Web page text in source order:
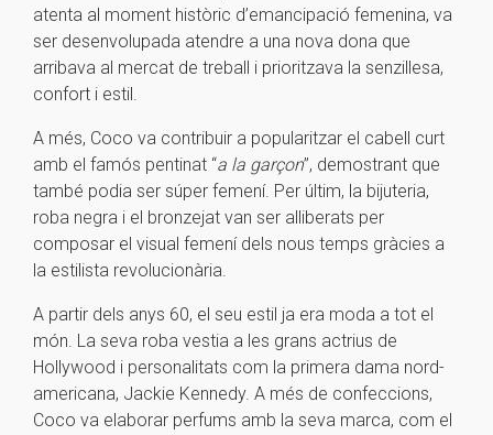
atenta al moment històric d’emancipació femenina, va
ser desenvolupada atendre a una nova dona que
arribava al mercat de treball i prioritzava la senzillesa,
confort i estil.
A més, Coco va contribuir a popularitzar el cabell curt
amb el famós pentinat “a la garçon”, demostrant que
també podia ser súper femení. Per últim, la bijuteria,
roba negra i el bronzejat van ser alliberats per
composar el visual femení dels nous temps gràcies a
la estilista revolucionària.
A partir dels anys 60, el seu estil ja era moda a tot el
món. La seva roba vestia a les grans actrius de
Hollywood i personalitats com la primera dama nord-
americana, Jackie Kennedy. A més de confeccions,
Coco va elaborar perfums amb la seva marca, com el